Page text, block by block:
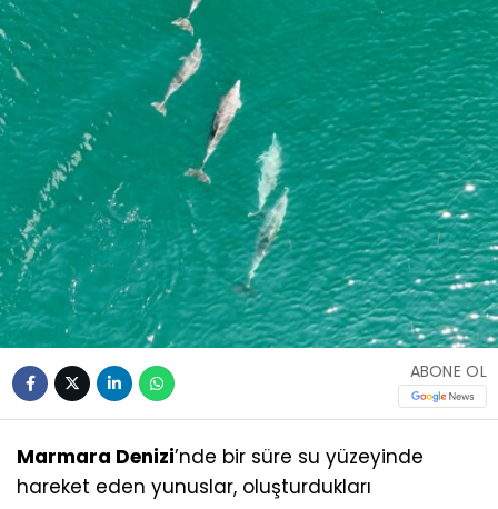
ABONE OL
Marmara Denizi’nde bir süre su yüzeyinde
hareket eden yunuslar, oluşturdukları